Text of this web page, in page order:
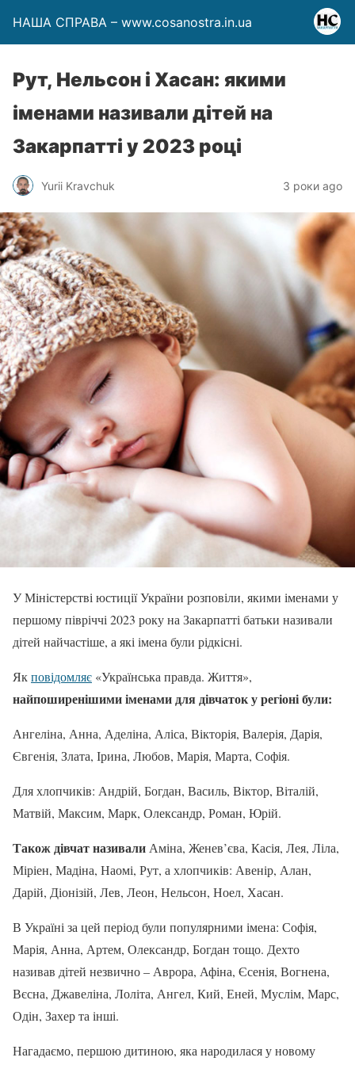
НАША СПРАВА – www.cosanostra.in.ua
Рут, Нельсон і Хасан: якими
іменами називали дітей на
Закарпатті у 2023 році
Yurii Kravchuk 3 роки ago
У Міністерстві юстиції України розповіли, якими іменами у
першому півріччі 2023 року на Закарпатті батьки називали
дітей найчастіше, а які імена були рідкісні.
Якповідомляє «Українська правда. Життя»,
найпоширенішими іменами для дівчаток у регіоні були:
Ангеліна, Анна, Аделіна, Аліса, Вікторія, Валерія, Дарія,
Євгенія, Злата, Ірина, Любов, Марія, Марта, Софія.
Для хлопчиків: Андрій, Богдан, Василь, Віктор, Віталій,
Матвій, Максим, Марк, Олександр, Роман, Юрій.
Також дівчат називали Аміна, Женев’єва, Касія, Лея, Ліла,
Міріен, Мадіна, Наомі, Рут, а хлопчиків: Авенір, Алан,
Дарій, Діонізій, Лев, Леон, Нельсон, Ноел, Хасан.
В Україні за цей період були популярними імена: Софія,
Марія, Анна, Артем, Олександр, Богдан тощо. Дехто
називав дітей незвично – Аврора, Афіна, Єсенія, Вогнена,
Вєсна, Джавеліна, Лоліта, Ангел, Кий, Еней, Муслім, Марс,
Одін, Захер та інші.
Нагадаємо, першою дитиною, яка народилася у новому